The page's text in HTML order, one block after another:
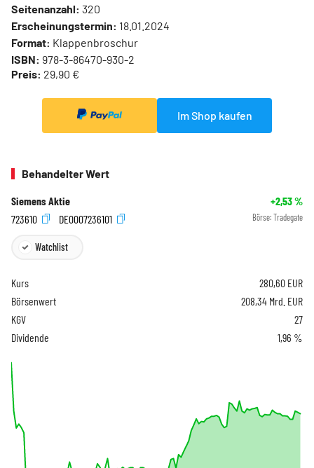
Seitenanzahl: 320
Erscheinungstermin: 18.01.2024
Format: Klappenbroschur
ISBN: 978-3-86470-930-2
Preis: 29,90 €
Im Shop kaufen
Behandelter Wert
Siemens Aktie +2,53%
723610
DE0007236101 Börse: Tradegate
Watchlist
Kurs 280,60 EUR
Börsenwert
208,34 Mrd. EUR
KGV
27
Dividende
1,96 %